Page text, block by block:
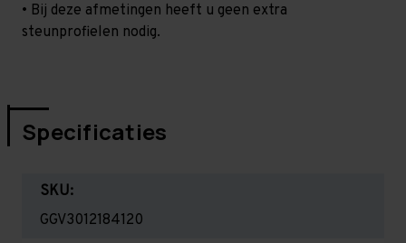
• Bij deze afmetingen heeft u geen extra
steunprofielen nodig.
Specificaties
SKU:
GGV3012184120